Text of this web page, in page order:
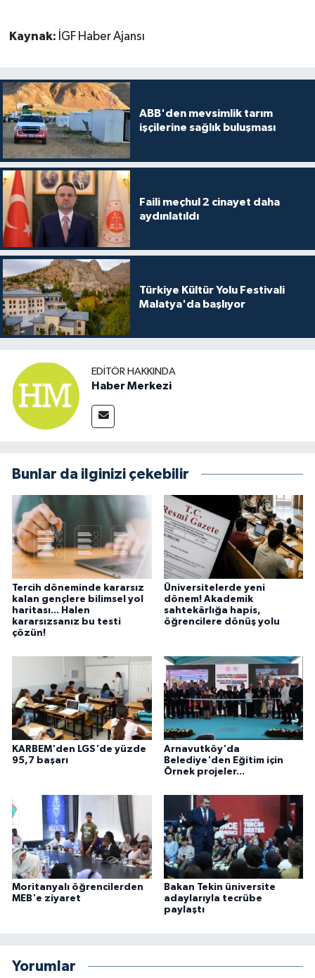
Kaynak: İGF Haber Ajansı
ABB'den mevsimlik tarım
işçilerine sağlık buluşması
Faili meçhul 2 cinayet daha
aydınlatıldı
Türkiye Kültür Yolu Festivali
Malatya'da başlıyor
EDITÖR HAKKINDA
Haber Merkezi
Bunlar da ilginizi çekebilir
Tercih döneminde kararsız
kalan gençlere bilimsel yol
haritası... Halen
kararsızsanız bu testi
çözün!
Üniversitelerde yeni
dönem! Akademik
sahtekârlığa hapis,
öğrencilere dönüş yolu
KARBEM'den LGS'de yüzde
95,7 başarı
Arnavutköy'da
Belediye'den Eğitim için
Örnek projeler...
Moritanyalı öğrencilerden
MEB'e ziyaret
Bakan Tekin üniversite
adaylarıyla tecrübe
paylaştı
Yorumlar